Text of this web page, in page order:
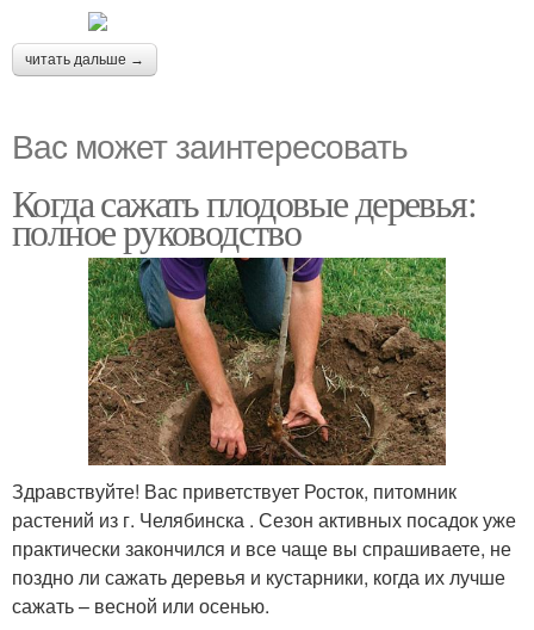
читать дальше →
Вас может заинтересовать
Когда сажать плодовые деревья:
полное руководство
Здравствуйте! Вас приветствует Росток, питомник
растений из г. Челябинска . Сезон активных посадок уже
практически закончился и все чаще вы спрашиваете, не
поздно ли сажать деревья и кустарники, когда их лучше
сажать – весной или осенью.